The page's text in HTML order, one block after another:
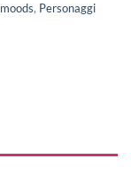
moods, Personaggi